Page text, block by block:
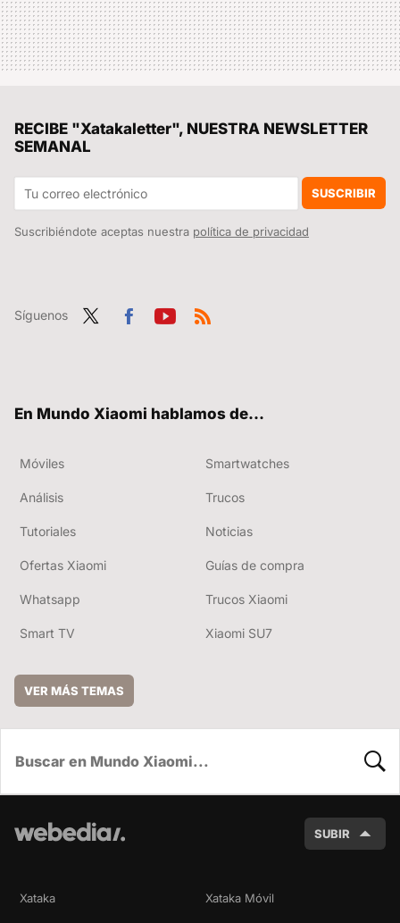
RECIBE "Xatakaletter", NUESTRA NEWSLETTER
SEMANAL
SUSCRIBIR
Suscribiéndote aceptas nuestra política de privacidad
Síguenos
En Mundo Xiaomi hablamos de...
Móviles Smartwatches
Análisis Trucos
Tutoriales Noticias
Ofertas Xiaomi Guías de compra
Whatsapp Trucos Xiaomi
Smart TV Xiaomi SU7
VER MÁS TEMAS
SUBIR
Xataka Xataka Móvil